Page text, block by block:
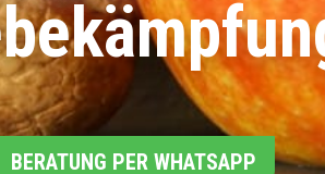
BERATUNG PER WHATSAPP